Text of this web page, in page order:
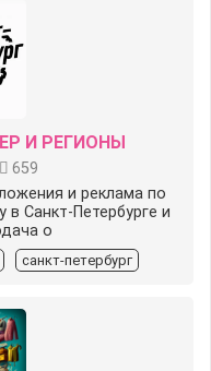
И РЕГИОНЫ
659
и реклама по
Санкт-Петербурге и
о
санкт-петербург